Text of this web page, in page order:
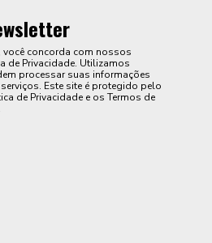
concorda com nossos
de Privacidade. Utilizamos
processar suas informações
Este site é protegido pelo
de Privacidade e os Termos de